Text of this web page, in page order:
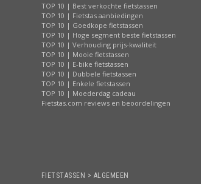
TOP 10 | Best verkochte fietstassen
TOP 10 | Fietstas aanbiedingen
TOP 10 | Goedkope fietstassen
TOP 10 | Hoge segment beste fietstassen
TOP 10 | Verhouding prijs-kwaliteit
TOP 10 | Mooie fietstassen
TOP 10 | E-bike fietstassen
TOP 10 | Dubbele fietstassen
TOP 10 | Enkele fietstassen
TOP 10 | Moederdag cadeau
Fietstas.com reviews en beoordelingen
FIETSTASSEN > ALGEMEEN